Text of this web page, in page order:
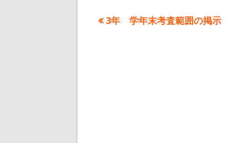
投前
3年 学年末考査範囲の掲示